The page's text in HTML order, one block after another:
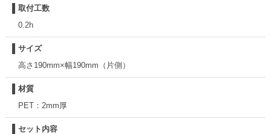
取付工数
0.2h
サイズ
高さ190mm×幅190mm（片側）
材質
PET：2mm厚
セット内容